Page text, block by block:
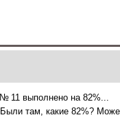
11 выполнено на 82%...
там, какие 82%?